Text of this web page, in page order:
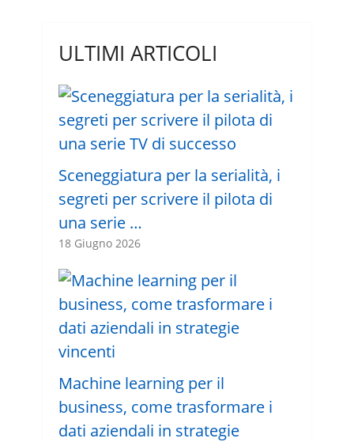
ULTIMI ARTICOLI
Sceneggiatura per la serialità, i
segreti per scrivere il pilota di
una serie …
18 Giugno 2026
Machine learning per il
business, come trasformare i
dati aziendali in strategie